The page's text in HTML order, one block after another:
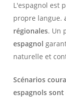
L'espagnol est
propre langue.
régionales. Un
espagnol
naturelle et
Scénarios
espagnols sont